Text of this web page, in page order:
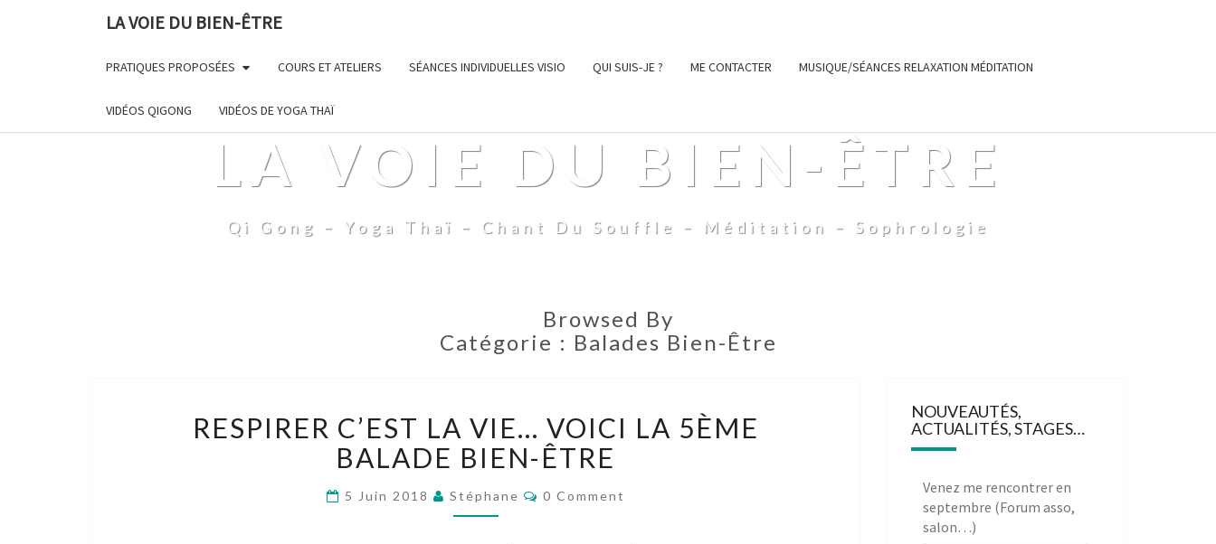
LA VOIE DU BIEN-ÊTRE
PRATIQUES PROPOSÉES COURS ET ATELIERS SÉANCES INDIVIDUELLES VISIO QUI SUIS-JE ? ME CONTACTER MUSIQUE/SÉANCES RELAXATION MÉDITATION
VIDÉOS QIGONG VIDÉOS DE YOGA THAÏ
LA VOIE DU BIEN-ÊTRE
Qi Gong – Yoga Thaï – Chant Du Souffle – Méditation – Sophrologie
Browsed By
Catégorie : Balades Bien-Être
C’EST
LA
VIE…
VOICI
LA
RESPIRER C’EST LA VIE… VOICI LA 5ÈME
BALADE BIEN-ÊTRE
5 Juin 2018 Stéphane Comments
0 Comment
NOUVEAUTÉS,
ACTUALITÉS, STAGES…
Venez me rencontrer en
septembre (Forum asso,
salon…)